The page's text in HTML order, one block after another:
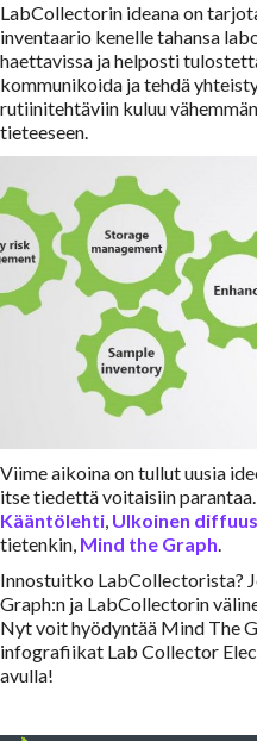
LabCollectorin ideana on
inventaario kenelle tahansa
haettavissa ja helposti
kommunikoida ja tehdä
rutiinitehtäviin kuluu
tieteeseen.
Viime aikoina on tullut uusia
itse tiedettä voitaisiin
Kääntölehti Ulkoinen
tietenkin, Mind the Graph
Innostuitko LabCollectorista?
Graph:n ja LabCollectorin
Nyt voit hyödyntää Mind The
infografiikat Lab Collector
avulla!